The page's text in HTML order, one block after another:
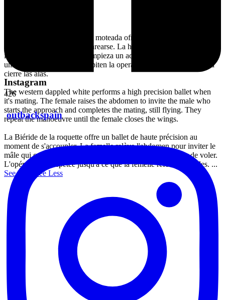
426
La mariposa blanquiverdosa moteada ofrece un ballet de alta
precisión al momento de aparearse. La hembra releva el abdomen en
invitación al macho quien empieza un acercamiento hasta llegar a la
unión sin cesar de volar. Repiten la operación, hasta que la hembra
cierre las alas.
The western dappled white performs a high precision ballet when
it's mating. The female raises the abdomen to invite the male who
starts the approach and completes the mating, still flying. They
repeat the manoeuvre until the female closes the wings.
La Biéride de la roquette offre un ballet de haute précision au
moment de s'accoupler. La femelle relève l'abdomen pour inviter le
mâle qui commence l'approche jusqu'à l'union, sans cesser de voler.
L'opération est répétée jusqu'à ce que la femelle referme les ailes. ...
See More
See Less
Instagram
outbackspain